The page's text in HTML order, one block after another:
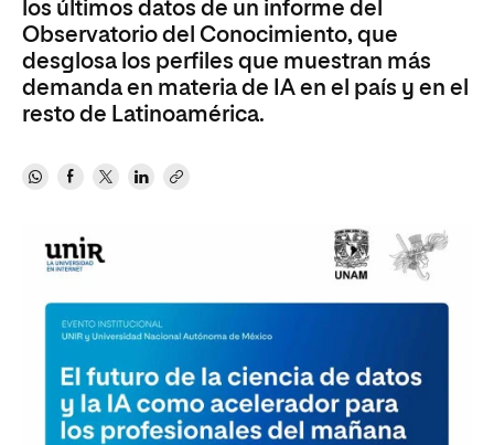
los últimos datos de un informe del
Observatorio del Conocimiento, que
desglosa los perfiles que muestran más
demanda en materia de IA en el país y en el
resto de Latinoamérica.